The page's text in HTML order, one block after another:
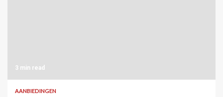
3 min read
AANBIEDINGEN